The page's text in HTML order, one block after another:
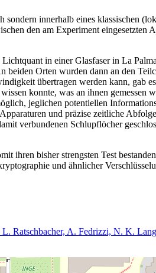
innerhalb eines klassischen
den am Experiment eingesetzten
in einer Glasfaser in La
Orten wurden dann an den
übertragen werden kann, gab
konnte, was an ihnen gemessen
jeglichen potentiellen
und präzise zeitliche
verbundenen Schlupflöcher
ihren bisher strengsten Test
und ähnlicher
Ratschbacher, A. Fedrizzi, N. K.